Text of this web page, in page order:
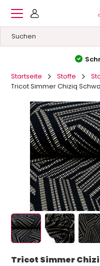
Startseite
Stoffe
Tricot Simmer Chiziq
Tricot Simmer